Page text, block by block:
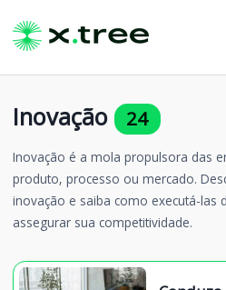
Inovação 24
Inovação é a mola propulsora das
produto, processo ou mercado.
inovação e saiba como executá-las
assegurar sua competitividade.